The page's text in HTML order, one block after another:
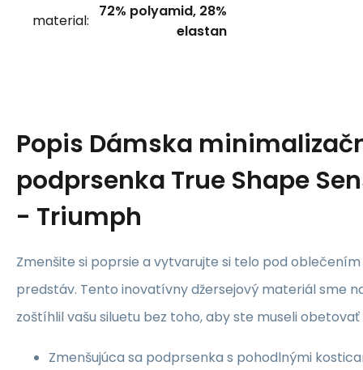
material:
72% polyamid, 28%
elastan
Popis Dámska
podprsenka True Shape
- Triumph
Zmenšite si poprsie a vytvarujte si telo pod
predstáv. Tento inovatívny džersejový materiál sme
zoštíhlil vašu siluetu bez toho, aby ste museli
Zmenšujúca sa podprsenka s pohodlnými